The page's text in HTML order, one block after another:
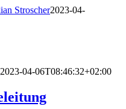
Stroscher2023-04-
2023-04-06T08:46:32+02:00